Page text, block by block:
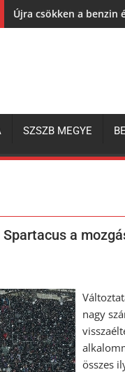
Újra csökken a benzin
SZSZB MEGYE
a
nagy
összes